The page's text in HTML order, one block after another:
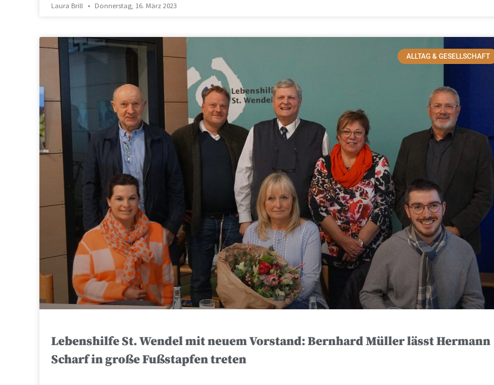
Laura Brill Donnerstag, 16. März 2023
ALLTAG & GESELLSCHAFT
Lebenshilfe St. Wendel mit neuem Vorstand: Bernhard Müller lässt Hermann
Scharf in große Fußstapfen treten